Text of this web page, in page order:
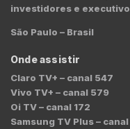
investidores e
São Paulo – Brasil
Onde assistir
Claro TV+ – canal 547
Vivo TV+ – canal 579
Oi TV – canal 172
Samsung TV Plus –